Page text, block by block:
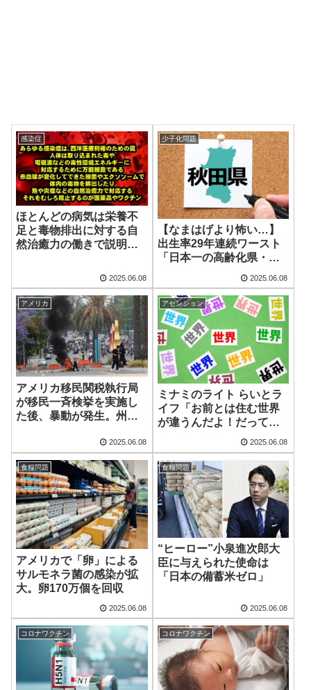
感染症
ほとんどの病気は栄養不
足と毒物排出に対する自
然治癒力の働きで説明で
2025.06.08
少子化問題
【なまはげより怖い…】
出生率29年連続ワースト
「日本一の高齢化県・秋
田」で起きている「悲惨
すぎる若者離れ」の現状
2025.06.08
アメリカ
アメリカ移民関税執行局
が移民一斉検挙を実施し
た後、暴動が発生。州兵
2025.06.08
アセンション
ミナミのライト らいとラ
イフ「お前とは住む世界
が違うんだよ！だって
2025.06.08
食糧問題
アメリカで「卵」による
サルモネラ菌の感染が拡
大。卵170万個を回収
2025.06.08
食糧問題
“ヒーロー”小泉進次郎大
臣に与えられた使命は
「日本の備蓄米ゼロ」
2025.06.08
コロナワクチン コロナワクチン